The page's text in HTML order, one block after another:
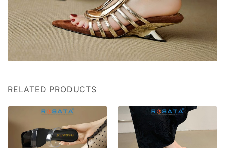
RELATED PRODUCTS